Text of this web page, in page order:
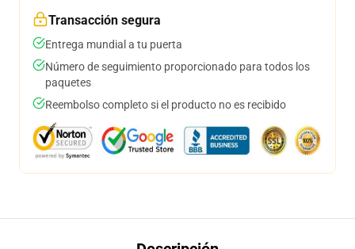
Transacción segura
Entrega mundial a tu puerta
Número de seguimiento proporcionado para todos los
paquetes
Reembolso completo si el producto no es recibido